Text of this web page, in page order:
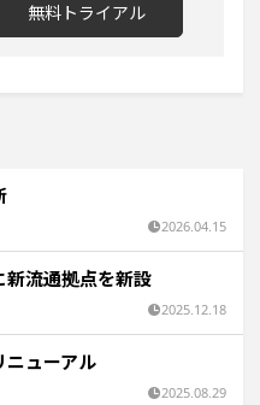
無料トライアル
2026.04.15
新流通拠点を新設
2025.12.18
ニューアル
2025.08.29